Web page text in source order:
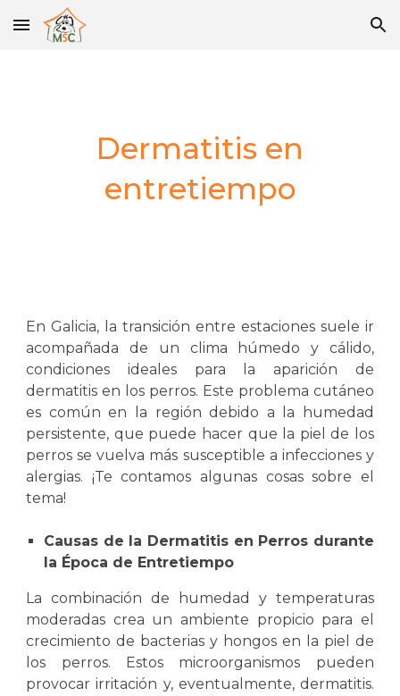
Skip to main content Skip to navigation
Dermatitis en
entretiempo
En Galicia, la transición entre estaciones suele ir
acompañada de un clima húmedo y cálido,
condiciones ideales para la aparición de
dermatitis en los perros. Este problema cutáneo
es común en la región debido a la humedad
persistente, que puede hacer que la piel de los
perros se vuelva más susceptible a infecciones y
alergias. ¡Te contamos algunas cosas sobre el
tema!
Causas de la Dermatitis en Perros durante
la Época de Entretiempo
La combinación de humedad y temperaturas
moderadas crea un ambiente propicio para el
crecimiento de bacterias y hongos en la piel de
los perros. Estos microorganismos pueden
provocar irritación y, eventualmente, dermatitis.